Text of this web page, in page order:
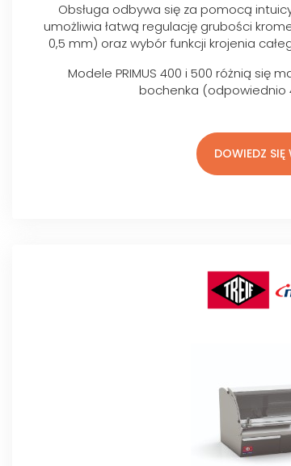
Obsługa odbywa się za pomocą
umożliwia łatwą regulację grubości
0,5 mm) oraz wybór funkcji krojenia
Modele PRIMUS 400 i 500 różnią się
bochenka (odpowiednio
DOWIEDZ SIĘ